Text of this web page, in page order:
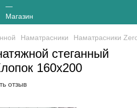
Наматрасники Наматрасники
стеганный
160х200
отзыв